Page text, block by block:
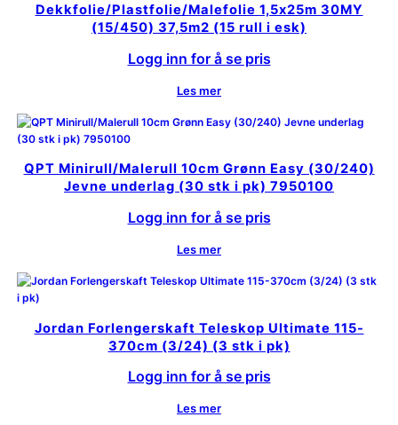
Dekkfolie/Plastfolie/Malefolie 1,5x25m 30MY
(15/450) 37,5m2 (15 rull i esk)
Logg inn for å se pris
Les mer
QPT Minirull/Malerull 10cm Grønn Easy (30/240)
Jevne underlag (30 stk i pk) 7950100
Logg inn for å se pris
Les mer
Jordan Forlengerskaft Teleskop Ultimate 115-
370cm (3/24) (3 stk i pk)
Logg inn for å se pris
Les mer